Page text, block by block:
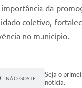
da
coletivo,
no município.
NÃO GOSTEI
Seja o
notícia.